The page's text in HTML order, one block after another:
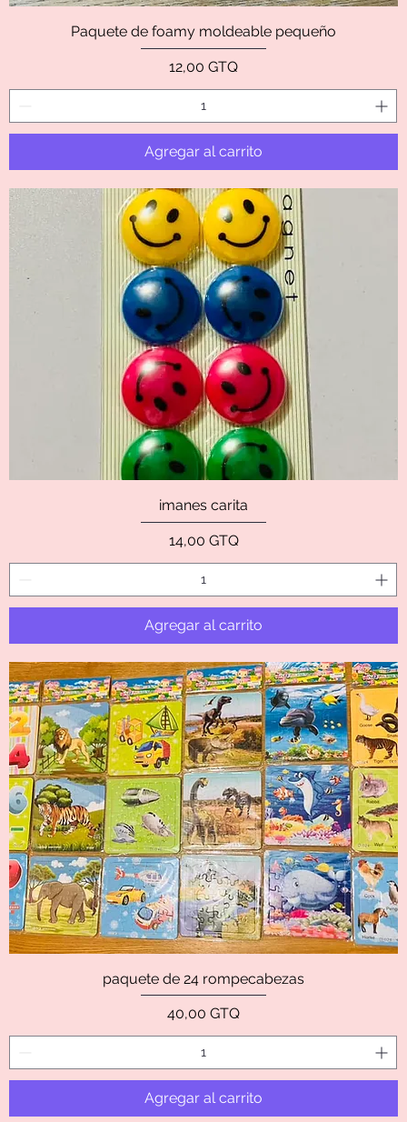
Paquete de foamy moldeable pequeño
Precio
12,00 GTQ
Agregar al carrito
imanes carita
Precio
14,00 GTQ
Agregar al carrito
paquete de 24 rompecabezas
Precio
40,00 GTQ
Agregar al carrito